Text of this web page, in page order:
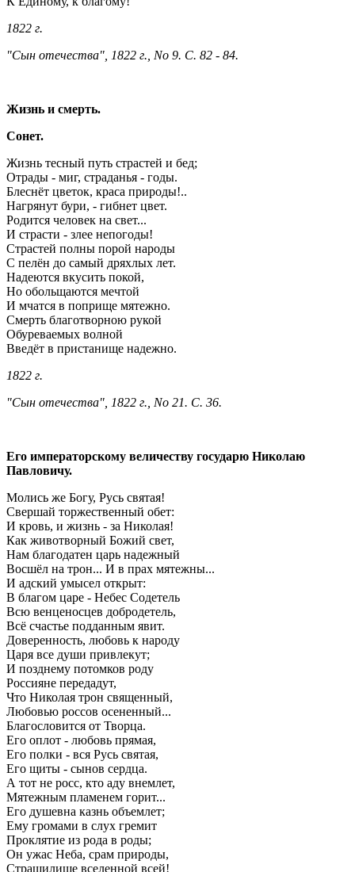
1822 г.
"Сын отечества", 1822 г., No 9. С. 82 - 84.
Жизнь и смерть.
Сонет.
Жизнь тесный путь страстей и бед;
Отрады - миг, страданья - годы.
Блеснёт цветок, краса природы!..
Нагрянут бури, - гибнет цвет.
Родится человек на свет...
И страсти - злее непогоды!
Страстей полны порой народы
С пелён до самый дряхлых лет.
Надеются вкусить покой,
Но обольщаются мечтой
И мчатся в поприще мятежно.
Смерть благотворною рукой
Обуреваемых волной
Введёт в пристанище надежно.
1822 г.
"Сын отечества", 1822 г., No 21. С. 36.
Его императорскому величеству государю Николаю
Павловичу.
Молись же Богу, Русь святая!
Свершай торжественный обет:
И кровь, и жизнь - за Николая!
Как животворный Божий свет,
Нам благодатен царь надежный
Восшёл на трон... И в прах мятежны...
И адский умысел открыт:
В благом царе - Небес Содетель
Всю венценосцев добродетель,
Всё счастье подданным явит.
Доверенность, любовь к народу
Царя все души привлекут;
И позднему потомков роду
Россияне передадут,
Что Николая трон священный,
Любовью россов осененный...
Благословится от Творца.
Его оплот - любовь прямая,
Его полки - вся Русь святая,
Его щиты - сынов сердца.
А тот не росс, кто аду внемлет,
Мятежным пламенем горит...
Его душевна казнь объемлет;
Ему громами в слух гремит
Проклятие из рода в роды;
Он ужас Неба, срам природы,
Страшилище вселенной всей!